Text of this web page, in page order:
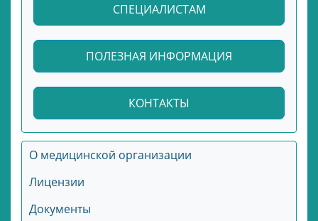
СПЕЦИАЛИСТАМ
ПОЛЕЗНАЯ ИНФОРМАЦИЯ
КОНТАКТЫ
О медицинской организации
Лицензии
Документы